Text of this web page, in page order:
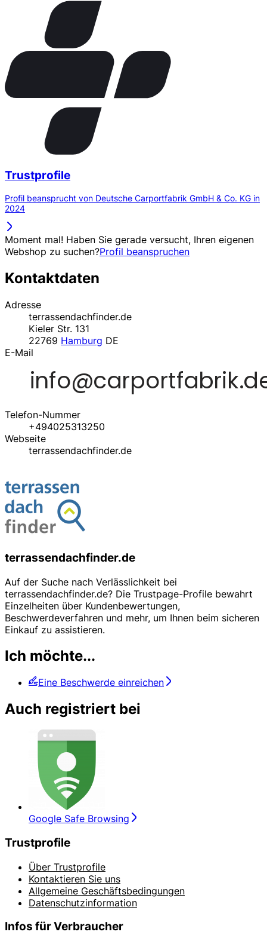
Trustprofile
Profil beansprucht von Deutsche Carportfabrik GmbH & Co. KG in
2024
Moment mal! Haben Sie gerade versucht, Ihren eigenen
Webshop zu suchen?Profil beanspruchen
Kontaktdaten
Adresse
terrassendachfinder.de
Kieler Str. 131
22769 Hamburg DE
E-Mail
Telefon-Nummer
+494025313250
Webseite
terrassendachfinder.de
terrassendachfinder.de
Auf der Suche nach Verlässlichkeit bei
terrassendachfinder.de? Die Trustpage-Profile bewahrt
Einzelheiten über Kundenbewertungen,
Beschwerdeverfahren und mehr, um Ihnen beim sicheren
Einkauf zu assistieren.
Ich möchte...
Eine Beschwerde einreichen
Auch registriert bei
Google Safe Browsing
Trustprofile
Über Trustprofile
Kontaktieren Sie uns
Allgemeine Geschäftsbedingungen
Datenschutzinformation
Infos für Verbraucher